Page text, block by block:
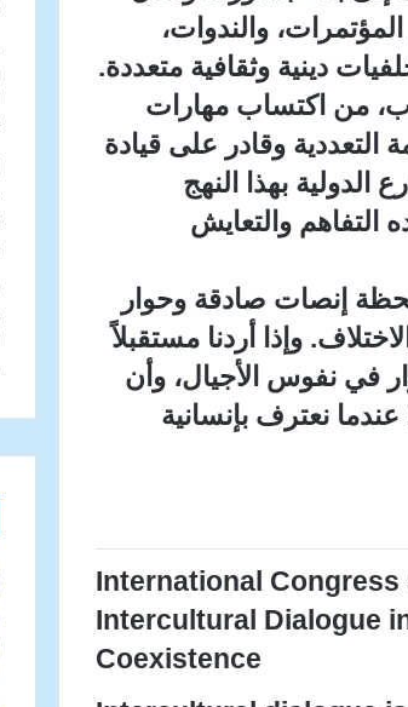
والندوات،
دينية وثقافية متعددة.
من اكتساب مهارات
التعددية وقادر على قيادة
الدولية بهذا النهج
التفاهم والتعايش
لحظة إنصات صادقة وحوار
وإذا أردنا مستقبلاً
في نفوس الأجيال، وأن
نعترف بإنسانية
International Congress
Intercultural Dialogue
Coexistence